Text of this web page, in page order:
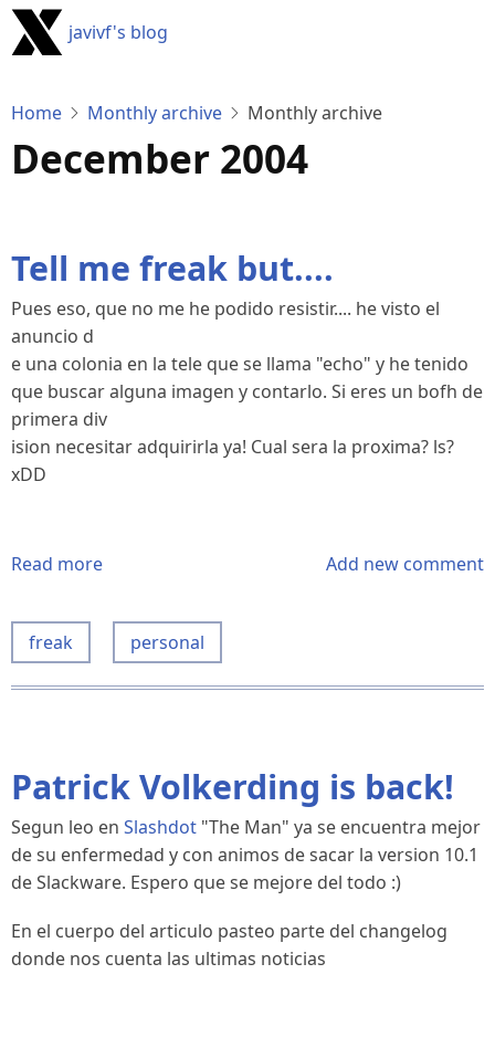
Skip
to
javivf's blog
Home Monthly archive Monthly archive
December 2004
Tell me freak but....
Pues eso, que no me he podido resistir.... he visto el
anuncio d
e una colonia en la tele que se llama "echo" y he tenido
que buscar alguna imagen y contarlo. Si eres un bofh de
primera div
ision necesitar adquirirla ya! Cual sera la proxima? ls?
xDD
Read more
me
freak
Add new comment
freak personal
Patrick Volkerding is back!
Segun leo en Slashdot "The Man" ya se encuentra mejor
de su enfermedad y con animos de sacar la version 10.1
de Slackware. Espero que se mejore del todo :)
En el cuerpo del articulo pasteo parte del changelog
donde nos cuenta las ultimas noticias